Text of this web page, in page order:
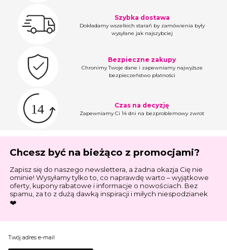
Szybka dostawa
Dokładamy wszelkich starań by zamówienia były
wysyłane jak najszybciej
Bezpieczne zakupy
Chronimy Twoje dane i zapewniamy najwyższe
bezpieczeństwo płatności
Czas na decyzję
Zapewniamy Ci 14 dni na bezproblemowy zwrot
Chcesz być na bieżąco z promocjami?
Zapisz się do naszego newslettera, a żadna okazja Cię nie
ominie! Wysyłamy tylko to, co naprawdę warto – wyjątkowe
oferty, kupony rabatowe i informacje o nowościach. Bez
spamu, za to z dużą dawką inspiracji i miłych niespodzianek
❤️
Twój adres e-mail